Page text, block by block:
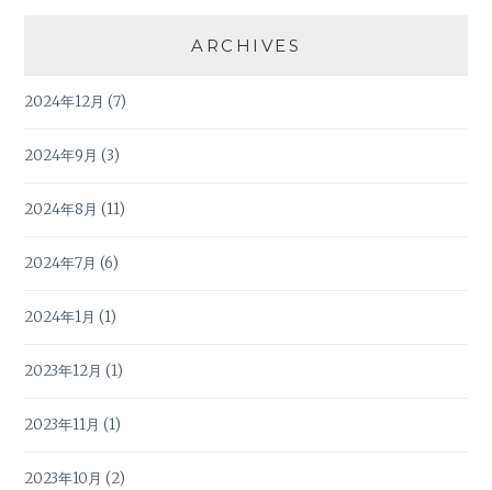
ARCHIVES
2024年12月 (7)
2024年9月 (3)
2024年8月 (11)
2024年7月 (6)
2024年1月 (1)
2023年12月 (1)
2023年11月 (1)
2023年10月 (2)